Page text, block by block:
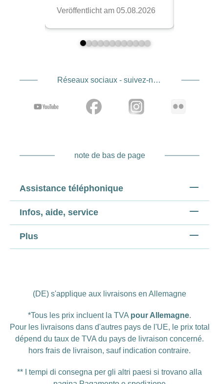
Réseaux sociaux - suivez-nous
note de bas de page
Assistance téléphonique
Infos, aide, service
Plus
(DE) s'applique aux livraisons en Allemagne
*Tous les prix incluent la TVA pour Allemagne.
Pour les livraisons dans d'autres pays de l'UE, le prix total
dépend du taux de TVA du pays de livraison concerné.
hors frais de livraison, sauf indication contraire.
** I tempi di consegna per gli altri paesi si trovano alla